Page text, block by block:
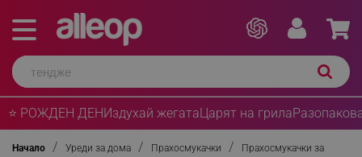
⭐ РОЖДЕН ДЕНИздухай жегатаЦарят на грила
Начало Уреди за дома Прахосмукачки
Прахосмукачки за